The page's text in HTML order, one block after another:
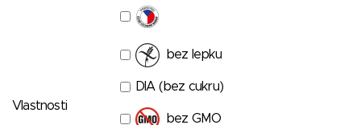
Vlastnosti
bez lepku
DIA (bez cukru)
bez GMO